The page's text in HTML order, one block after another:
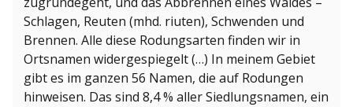
Schlagen, Reuten (mhd. riuten), Schwenden und
Brennen. Alle diese Rodungsarten finden wir in
Ortsnamen widergespiegelt (…) In meinem Gebiet
gibt es im ganzen 56 Namen, die auf Rodungen
hinweisen. Das sind 8,4 % aller Siedlungsnamen, ein